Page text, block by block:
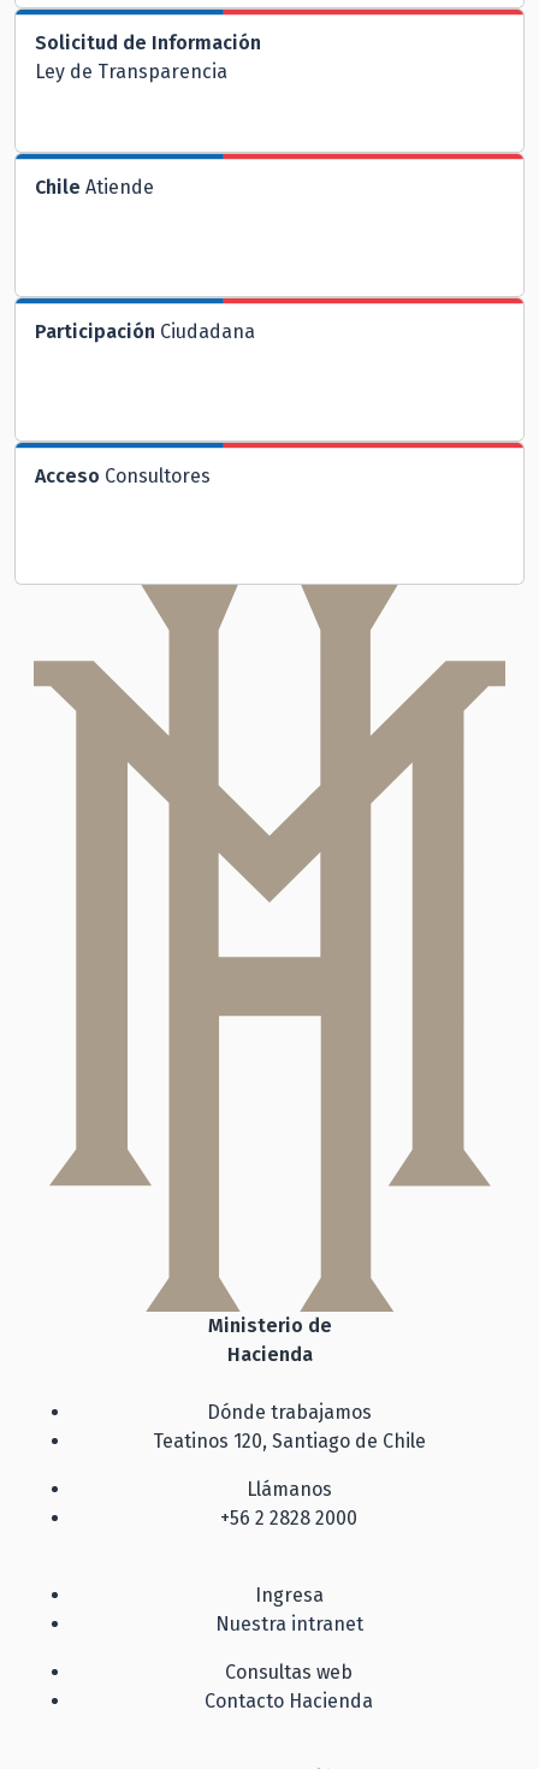
Solicitud de Información
Ley de Transparencia
Chile Atiende
Participación Ciudadana
Acceso Consultores
Ministerio de
Hacienda
Dónde trabajamos
Teatinos 120, Santiago de Chile
Llámanos
+56 2 2828 2000
Ingresa
Nuestra intranet
Consultas web
Contacto Hacienda